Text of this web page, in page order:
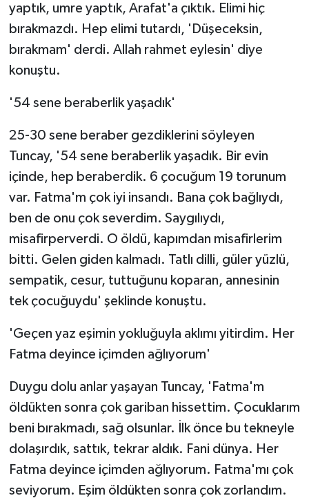
yaptık, umre yaptık, Arafat'a çıktık. Elimi hiç
bırakmazdı. Hep elimi tutardı, 'Düşeceksin,
bırakmam' derdi. Allah rahmet eylesin' diye
konuştu.
'54 sene beraberlik yaşadık'
25-30 sene beraber gezdiklerini söyleyen
Tuncay, '54 sene beraberlik yaşadık. Bir evin
içinde, hep beraberdik. 6 çocuğum 19 torunum
var. Fatma'm çok iyi insandı. Bana çok bağlıydı,
ben de onu çok severdim. Saygılıydı,
misafirperverdi. O öldü, kapımdan misafirlerim
bitti. Gelen giden kalmadı. Tatlı dilli, güler yüzlü,
sempatik, cesur, tuttuğunu koparan, annesinin
tek çocuğuydu' şeklinde konuştu.
'Geçen yaz eşimin yokluğuyla aklımı yitirdim. Her
Fatma deyince içimden ağlıyorum'
Duygu dolu anlar yaşayan Tuncay, 'Fatma'm
öldükten sonra çok gariban hissettim. Çocuklarım
beni bırakmadı, sağ olsunlar. İlk önce bu tekneyle
dolaşırdık, sattık, tekrar aldık. Fani dünya. Her
Fatma deyince içimden ağlıyorum. Fatma'mı çok
seviyorum. Eşim öldükten sonra çok zorlandım.